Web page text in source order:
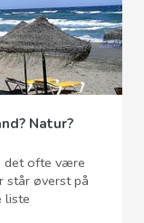
Natur?
det ofte være
øverst på
liste